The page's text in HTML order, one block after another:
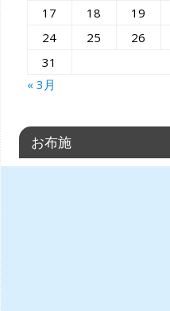
17
18 19
24
25 26
31
« 3月
お布施